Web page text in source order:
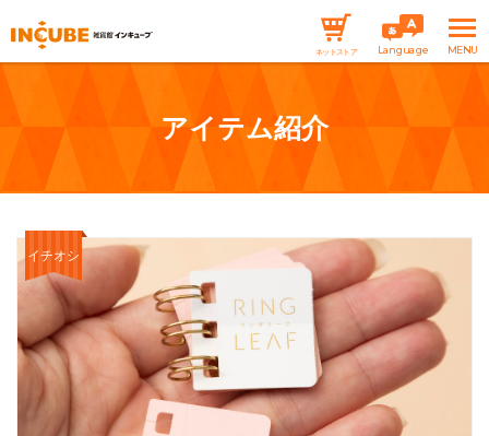
ネットストア Language
アイテム紹介
イチオシ